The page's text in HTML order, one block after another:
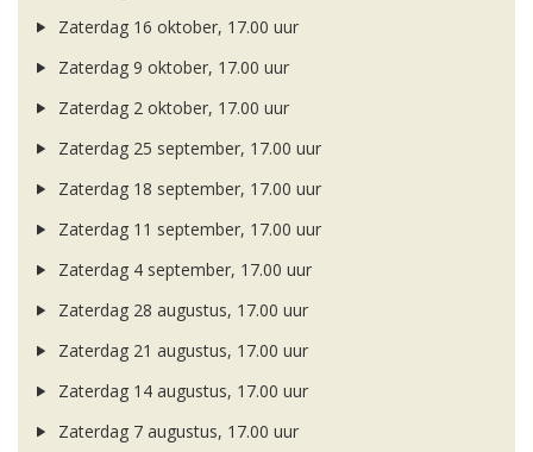
Zaterdag 16 oktober, 17.00 uur
Zaterdag 9 oktober, 17.00 uur
Zaterdag 2 oktober, 17.00 uur
Zaterdag 25 september, 17.00 uur
Zaterdag 18 september, 17.00 uur
Zaterdag 11 september, 17.00 uur
Zaterdag 4 september, 17.00 uur
Zaterdag 28 augustus, 17.00 uur
Zaterdag 21 augustus, 17.00 uur
Zaterdag 14 augustus, 17.00 uur
Zaterdag 7 augustus, 17.00 uur